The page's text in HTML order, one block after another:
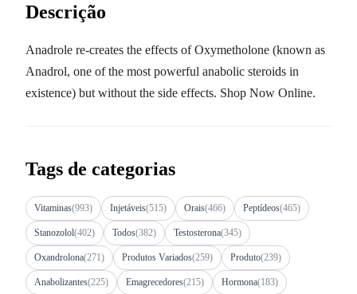
Descrição
Anadrole re-creates the effects of Oxymetholone (known as
Anadrol, one of the most powerful anabolic steroids in
existence) but without the side effects. Shop Now Online.
Tags de categorias
Vitaminas(993) Injetáveis(515) Orais(466) Peptídeos(465)
Stanozolol(402) Todos(382) Testosterona(345)
Oxandrolona(271) Produtos Variados(259) Produto(239)
Anabolizantes(225) Emagrecedores(215) Hormona(183)